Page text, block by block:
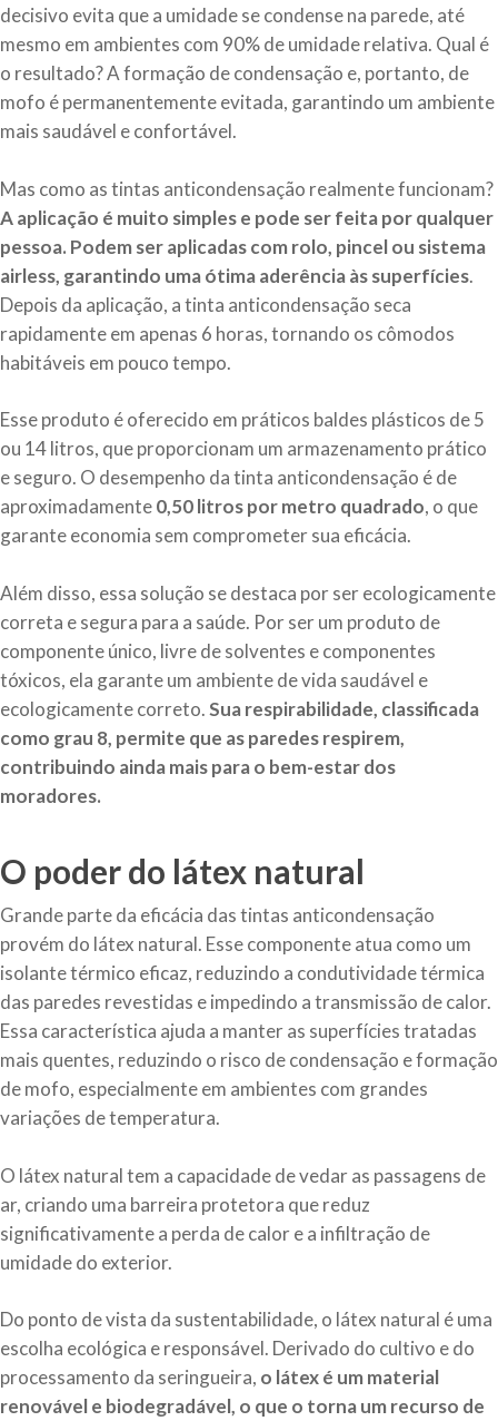
decisivo evita que a umidade se condense na parede, até
mesmo em ambientes com 90% de umidade relativa. Qual é
o resultado? A formação de condensação e, portanto, de
mofo é permanentemente evitada, garantindo um ambiente
mais saudável e confortável.
Mas como as tintas anticondensação realmente funcionam?
A aplicação é muito simples e pode ser feita por qualquer
pessoa. Podem ser aplicadas com rolo, pincel ou sistema
airless, garantindo uma ótima aderência às superfícies.
Depois da aplicação, a tinta anticondensação seca
rapidamente em apenas 6 horas, tornando os cômodos
habitáveis em pouco tempo.
Esse produto é oferecido em práticos baldes plásticos de 5
ou 14 litros, que proporcionam um armazenamento prático
e seguro. O desempenho da tinta anticondensação é de
aproximadamente0,50 litros por metro quadrado, o que
garante economia sem comprometer sua eficácia.
Além disso, essa solução se destaca por ser ecologicamente
correta e segura para a saúde. Por ser um produto de
componente único, livre de solventes e componentes
tóxicos, ela garante um ambiente de vida saudável e
ecologicamente correto.Sua respirabilidade, classificada
como grau 8, permite que as paredes respirem,
contribuindo ainda mais para o bem-estar dos
moradores.
O poder do látex natural
Grande parte da eficácia das tintas anticondensação
provém do látex natural. Esse componente atua como um
isolante térmico eficaz, reduzindo a condutividade térmica
das paredes revestidas e impedindo a transmissão de calor.
Essa característica ajuda a manter as superfícies tratadas
mais quentes, reduzindo o risco de condensação e formação
de mofo, especialmente em ambientes com grandes
variações de temperatura.
O látex natural tem a capacidade de vedar as passagens de
ar, criando uma barreira protetora que reduz
significativamente a perda de calor e a infiltração de
umidade do exterior.
Do ponto de vista da sustentabilidade, o látex natural é uma
escolha ecológica e responsável. Derivado do cultivo e do
processamento da seringueira, o látex é um material
renovável e biodegradável, o que o torna um recurso de